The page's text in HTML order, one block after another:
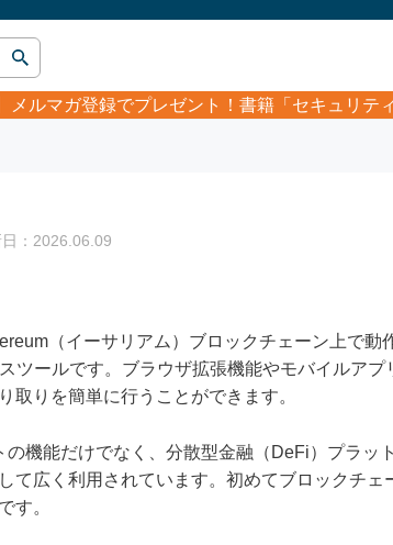
メルマガ登録でプレゼント！書籍「セキュリテ
：2026.06.09
（イーサリアム）ブロックチェーン上で
ツールです。ブラウザ拡張機能やモバイルア
取りを簡単に行うことができます。
の機能だけでなく、分散型金融（DeFi）プラッ
て広く利用されています。初めてブロックチ
す。